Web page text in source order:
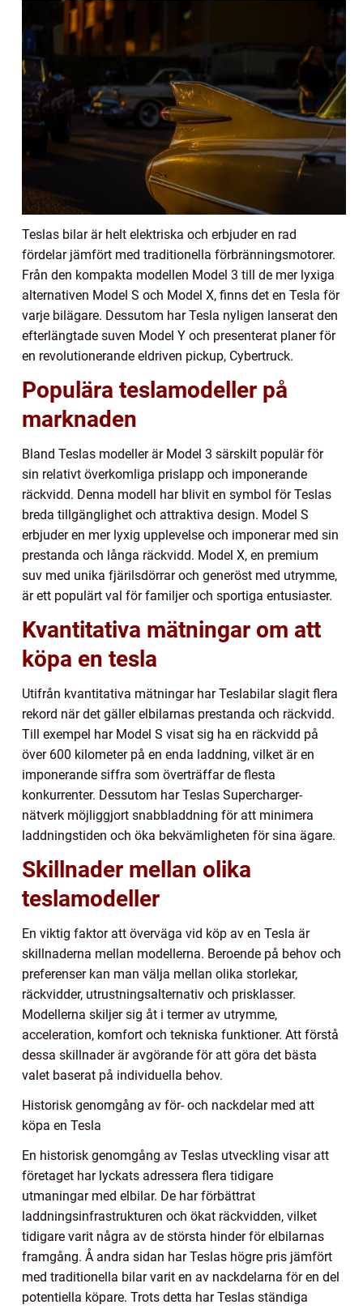
Teslas bilar är helt elektriska och erbjuder en rad
fördelar jämfört med traditionella förbränningsmotorer.
Från den kompakta modellen Model 3 till de mer lyxiga
alternativen Model S och Model X, finns det en Tesla för
varje bilägare. Dessutom har Tesla nyligen lanserat den
efterlängtade suven Model Y och presenterat planer för
en revolutionerande eldriven pickup, Cybertruck.
Populära teslamodeller på
marknaden
Bland Teslas modeller är Model 3 särskilt populär för
sin relativt överkomliga prislapp och imponerande
räckvidd. Denna modell har blivit en symbol för Teslas
breda tillgänglighet och attraktiva design. Model S
erbjuder en mer lyxig upplevelse och imponerar med sin
prestanda och långa räckvidd. Model X, en premium
suv med unika fjärilsdörrar och generöst med utrymme,
är ett populärt val för familjer och sportiga entusiaster.
Kvantitativa mätningar om att
köpa en tesla
Utifrån kvantitativa mätningar har Teslabilar slagit flera
rekord när det gäller elbilarnas prestanda och räckvidd.
Till exempel har Model S visat sig ha en räckvidd på
över 600 kilometer på en enda laddning, vilket är en
imponerande siffra som överträffar de flesta
konkurrenter. Dessutom har Teslas Supercharger-
nätverk möjliggjort snabbladdning för att minimera
laddningstiden och öka bekvämligheten för sina ägare.
Skillnader mellan olika
teslamodeller
En viktig faktor att överväga vid köp av en Tesla är
skillnaderna mellan modellerna. Beroende på behov och
preferenser kan man välja mellan olika storlekar,
räckvidder, utrustningsalternativ och prisklasser.
Modellerna skiljer sig åt i termer av utrymme,
acceleration, komfort och tekniska funktioner. Att förstå
dessa skillnader är avgörande för att göra det bästa
valet baserat på individuella behov.
Historisk genomgång av för- och nackdelar med att
köpa en Tesla
En historisk genomgång av Teslas utveckling visar att
företaget har lyckats adressera flera tidigare
utmaningar med elbilar. De har förbättrat
laddningsinfrastrukturen och ökat räckvidden, vilket
tidigare varit några av de största hinder för elbilarnas
framgång. Å andra sidan har Teslas högre pris jämfört
med traditionella bilar varit en av nackdelarna för en del
potentiella köpare. Trots detta har Teslas ständiga